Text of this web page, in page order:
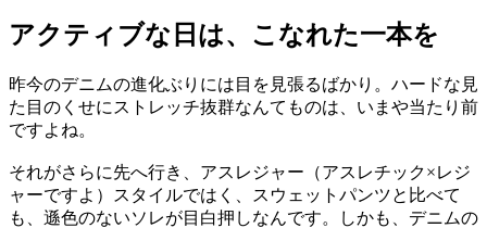
アクティブな日は、こなれた一本を
昨今のデニムの進化ぶりには目を見張るばかり。ハードな見
た目のくせにストレッチ抜群なんてものは、いまや当たり前
ですよね。
それがさらに先へ行き、アスレジャー（アスレチック×レジ
ャーですよ）スタイルではく、スウェットパンツと比べて
も、遜色のないソレが目白押しなんです。しかも、デニムの